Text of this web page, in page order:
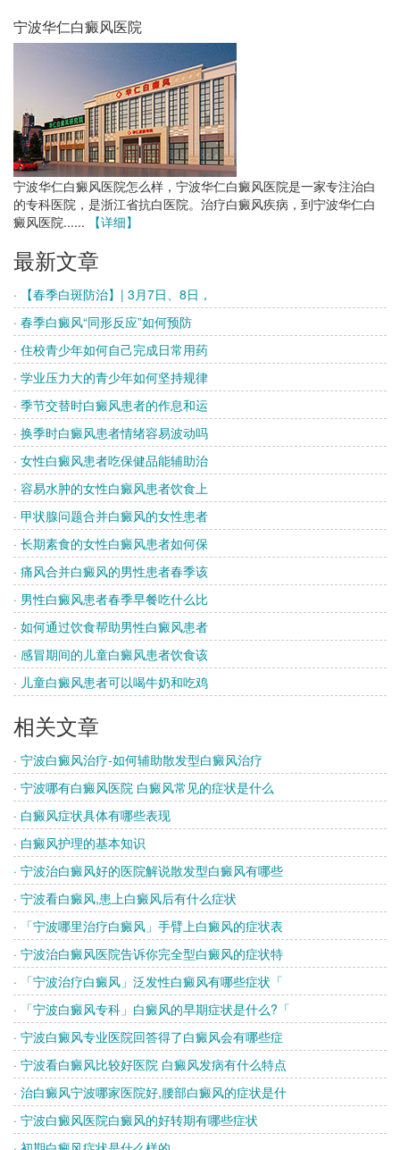
宁波华仁白癜风医院
宁波华仁白癜风医院怎么样，宁波华仁白癜风医院是一家专注治白
的专科医院，是浙江省抗白医院。治疗白癜风疾病，到宁波华仁白
癜风医院......
【详细】
最新文章
· 【春季白斑防治】| 3月7日、8日，
· 春季白癜风“同形反应”如何预防
· 住校青少年如何自己完成日常用药
· 学业压力大的青少年如何坚持规律
· 季节交替时白癜风患者的作息和运
· 换季时白癜风患者情绪容易波动吗
· 女性白癜风患者吃保健品能辅助治
· 容易水肿的女性白癜风患者饮食上
· 甲状腺问题合并白癜风的女性患者
· 长期素食的女性白癜风患者如何保
· 痛风合并白癜风的男性患者春季该
· 男性白癜风患者春季早餐吃什么比
· 如何通过饮食帮助男性白癜风患者
· 感冒期间的儿童白癜风患者饮食该
· 儿童白癜风患者可以喝牛奶和吃鸡
相关文章
· 宁波白癜风治疗-如何辅助散发型白癜风治疗
· 宁波哪有白癜风医院 白癜风常见的症状是什么
· 白癜风症状具体有哪些表现
· 白癜风护理的基本知识
· 宁波治白癜风好的医院解说散发型白癜风有哪些
· 宁波看白癜风,患上白癜风后有什么症状
· 「宁波哪里治疗白癜风」手臂上白癜风的症状表
· 宁波治白癜风医院告诉你完全型白癜风的症状特
· 「宁波治疗白癜风」泛发性白癜风有哪些症状「
· 「宁波白癜风专科」白癜风的早期症状是什么?「
· 宁波白癜风专业医院回答得了白癜风会有哪些症
· 宁波看白癜风比较好医院 白癜风发病有什么特点
· 治白癜风宁波哪家医院好,腰部白癜风的症状是什
· 宁波白癜风医院白癜风的好转期有哪些症状